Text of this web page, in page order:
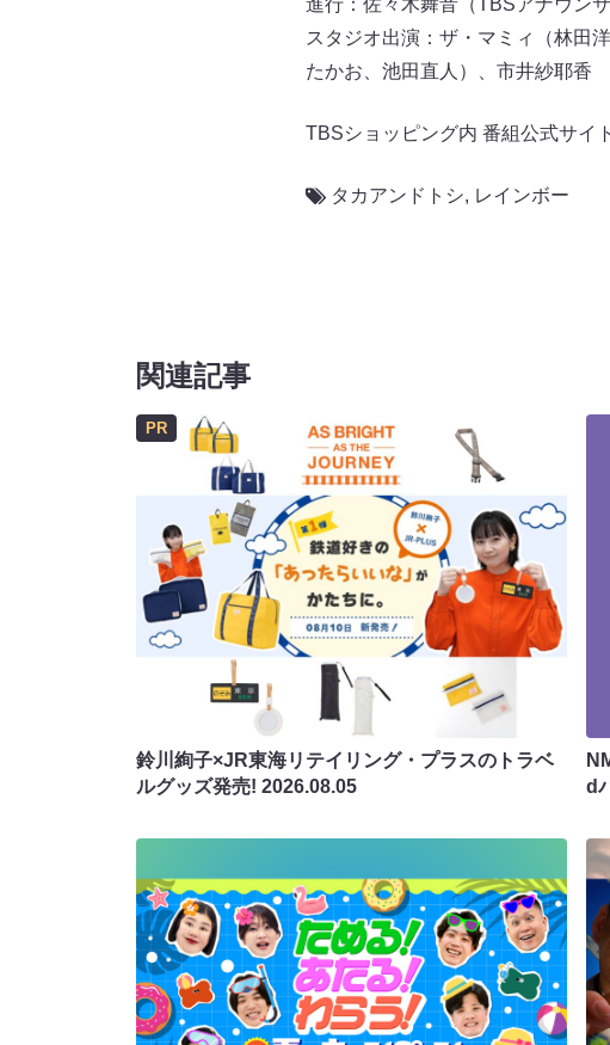
進行：佐々木舞音（TBSアナウンサ
スタジオ出演：ザ・マミィ（林田
たかお、池田直人）、市井紗耶香
TBSショッピング内 番組公式サイ
タカアンドトシ, レインボー
関連記事
PR
鈴川絢子×JR東海リテイリング・プラスのトラベ
ルグッズ発売! 2026.08.05
d